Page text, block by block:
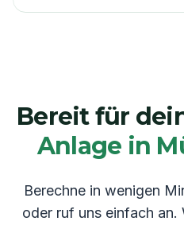
Bereit für
Anlage in
Berechne in wenigen
oder ruf uns einfach an.